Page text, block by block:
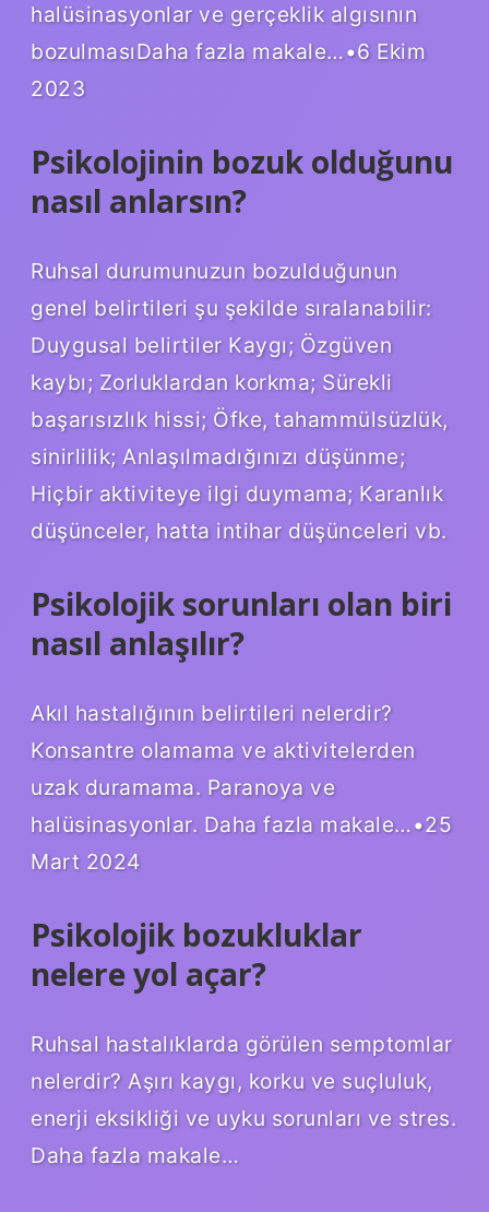
halüsinasyonlar ve gerçeklik algısının
bozulmasıDaha fazla makale…•6 Ekim
2023
Psikolojinin bozuk olduğunu
nasıl anlarsın?
Ruhsal durumunuzun bozulduğunun
genel belirtileri şu şekilde sıralanabilir:
Duygusal belirtiler Kaygı; Özgüven
kaybı; Zorluklardan korkma; Sürekli
başarısızlık hissi; Öfke, tahammülsüzlük,
sinirlilik; Anlaşılmadığınızı düşünme;
Hiçbir aktiviteye ilgi duymama; Karanlık
düşünceler, hatta intihar düşünceleri vb.
Psikolojik sorunları olan biri
nasıl anlaşılır?
Akıl hastalığının belirtileri nelerdir?
Konsantre olamama ve aktivitelerden
uzak duramama. Paranoya ve
halüsinasyonlar. Daha fazla makale…•25
Mart 2024
Psikolojik bozukluklar
nelere yol açar?
Ruhsal hastalıklarda görülen semptomlar
nelerdir? Aşırı kaygı, korku ve suçluluk,
enerji eksikliği ve uyku sorunları ve stres.
Daha fazla makale…